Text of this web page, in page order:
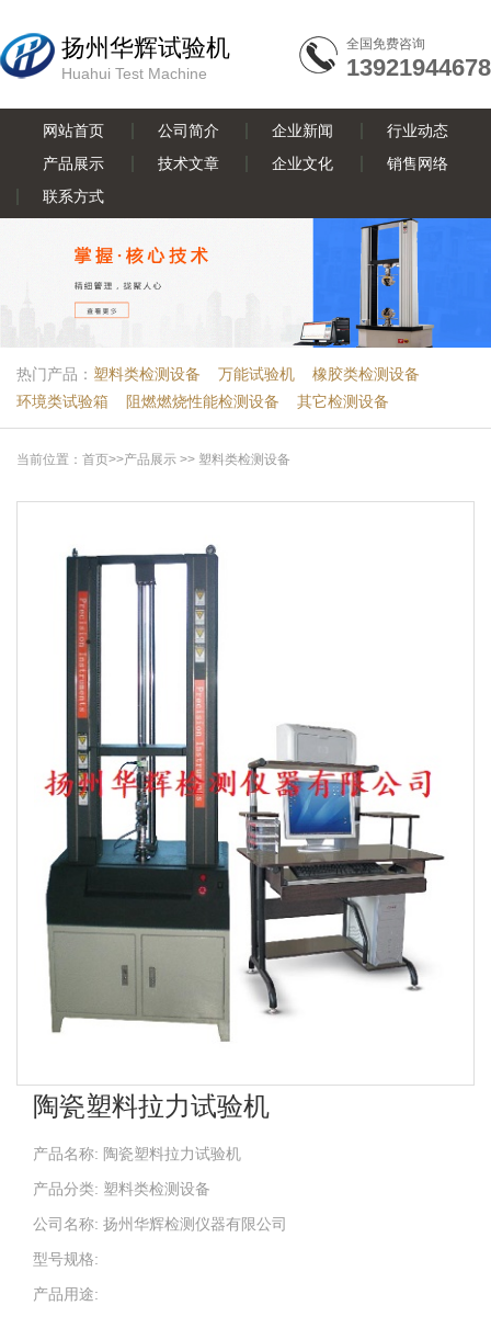
扬州华辉试验机
Huahui Test Machine
全国免费咨询
13921944678
网站首页 公司简介 企业新闻
行业动态
产品展示
技术文章 企业文化
销售网络
联系方式
热门产品： 塑料类检测设备 万能试验机
橡胶类检测设备
环境类试验箱
阻燃燃烧性能检测设备 其它检测设备
当前位置： 首页>>产品展示 >> 塑料类检测设备
陶瓷塑料拉力试验机
产品名称: 陶瓷塑料拉力试验机
产品分类: 塑料类检测设备
公司名称: 扬州华辉检测仪器有限公司
型号规格:
产品用途: